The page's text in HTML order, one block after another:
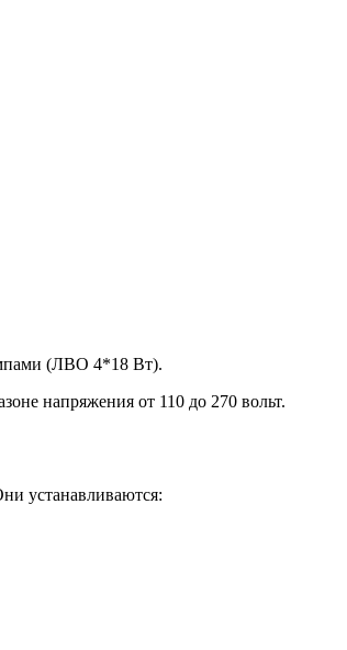
(ЛВО 4*18 Вт).
напряжения от 110 до 270 вольт.
устанавливаются: